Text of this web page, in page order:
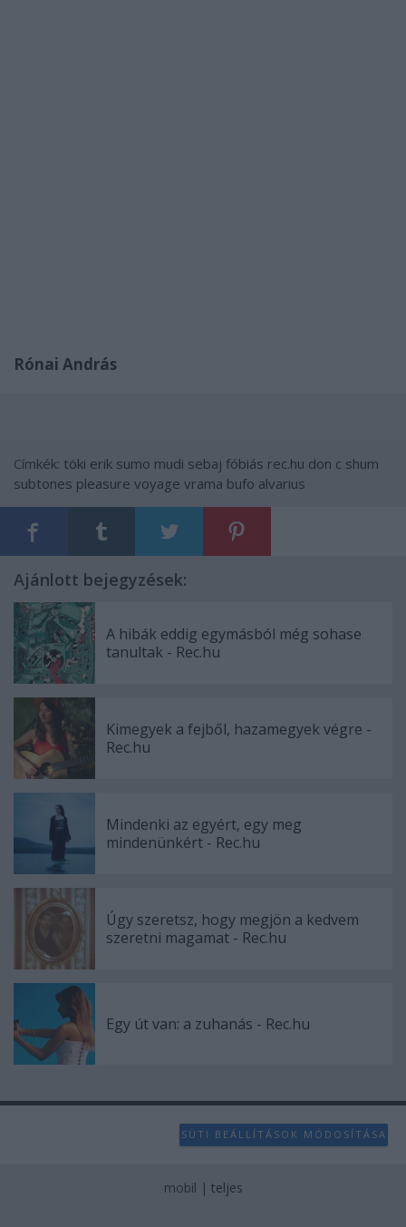
Rónai András
Címkék: töki erik sumo mudi sebaj fóbiás rec.hu don c shum
subtones pleasure voyage vrama bufo alvarius
Ajánlott bejegyzések:
A hibák eddig egymásból még sohase
tanultak - Rec.hu
Kimegyek a fejből, hazamegyek végre -
Rec.hu
Mindenki az egyért, egy meg
mindenünkért - Rec.hu
Úgy szeretsz, hogy megjön a kedvem
szeretni magamat - Rec.hu
Egy út van: a zuhanás - Rec.hu
SÜTI BEÁLLÍTÁSOK MÓDOSÍTÁSA
mobil | teljes